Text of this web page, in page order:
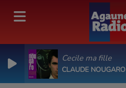
Cecile ma fille
CLAUDE NOUGARO